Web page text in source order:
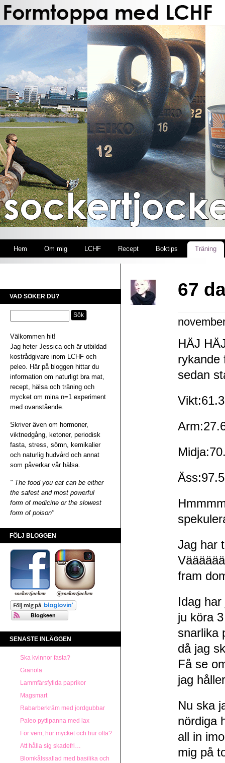
Hem Om mig LCHF Recept Boktips Träning
VAD SÖKER DU?
Välkommen hit!
Jag heter Jessica och är utbildad
kostrådgivare inom LCHF och
peleo. Här på bloggen hittar du
information om naturligt bra mat,
recept, hälsa och träning och
mycket om mina n=1 experiment
med ovanstående.
Skriver även om hormoner,
viktnedgång, ketoner, periodisk
fasta, stress, sömn, kemikalier
och naturlig hudvård och annat
som påverkar vår hälsa.
" The food you eat can be either
the safest and most powerful
form of medicine or the slowest
form of poison"
FÖLJ BLOGGEN
SENASTE INLÄGGEN
Ska kvinnor fasta?
Granola
Lammfärsfyllda paprikor
Magsmart
Rabarberkräm med jordgubbar
Paleo pyttipanna med lax
För vem, hur mycket och hur ofta?
Att hålla sig skadefri…
Blomkålssallad med basilika och
67
HÄJ
rykande
sedan
Jag har
fram
Idag
ju köra
snarlika
då jag
Få se
jag
Nu ska
nördiga
all in
mig på